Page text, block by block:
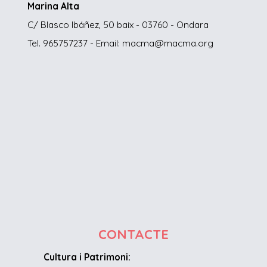
Marina Alta
C/ Blasco Ibáñez, 50 baix - 03760 - Ondara
Tel. 965757237 - Email: macma@macma.org
CONTACTE
Cultura i Patrimoni: